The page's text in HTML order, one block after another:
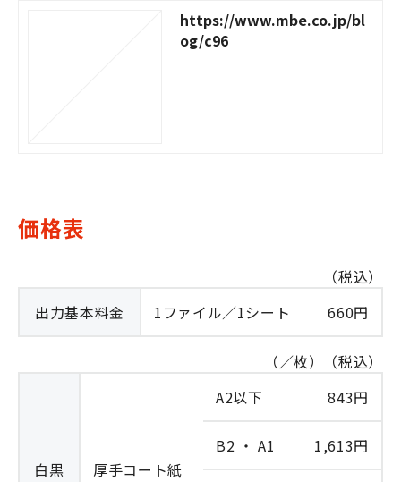
https://www.mbe.co.jp/bl
og/c96
価格表
（税込）
出力基本料金
1ファイル／1シート 660円
（／枚）（税込）
白黒 厚手コート紙
A2以下 843円
B2 ・ A1 1,613円